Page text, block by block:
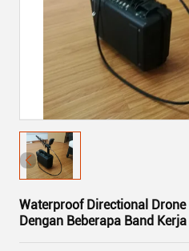
Waterproof Directional
Dengan Beberapa Band Kerja